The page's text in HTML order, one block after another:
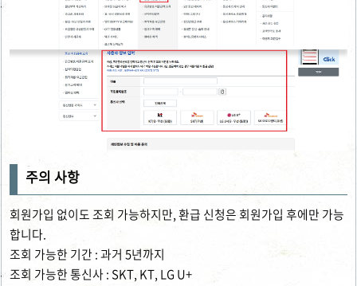
주의 사항
회원가입 없이도 조회 가능하지만, 환급 신청은 회원가입 후에만 가능
합니다.
조회 가능한 기간 : 과거 5년까지
조회 가능한 통신사 : SKT, KT, LG U+